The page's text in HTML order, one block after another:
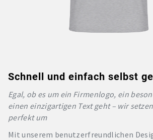
Schnell und einfach selbst
Egal, ob es um ein Firmenlogo, ein
einen einzigartigen Text geht – wir
perfekt um
Mit unserem benutzerfreundlichen